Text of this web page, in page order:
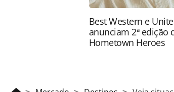
Best Western e
anunciam 2ª edição
Hometown Heroes